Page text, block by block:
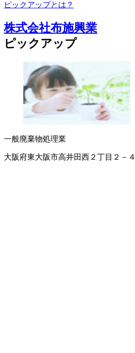
ピックアップとは？
株式会社布施興業
ピックアップ
一般廃棄物処理業
大阪府東大阪市高井田西２丁目２－４